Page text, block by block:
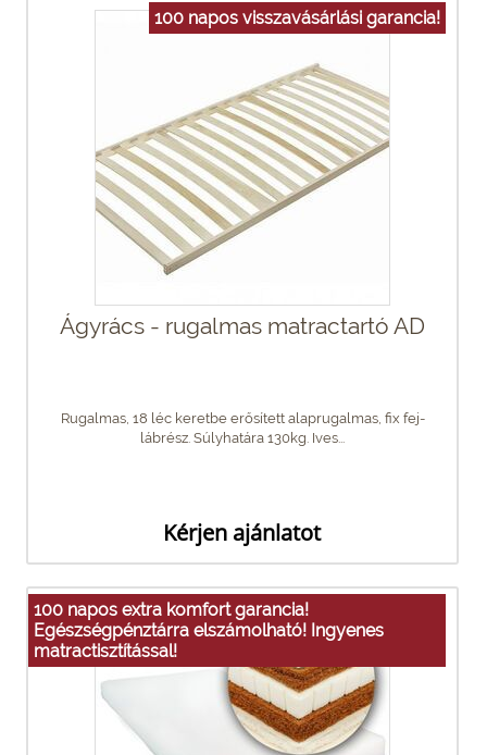
100 napos visszavásárlási garancia!
Ágyrács - rugalmas matractartó AD
Rugalmas, 18 léc keretbe erősített alaprugalmas, fix fej-
lábrész. Súlyhatára 130kg. Ives...
Kérjen ajánlatot
100 napos extra komfort garancia!
Egészségpénztárra elszámolható! Ingyenes
matractisztítással!